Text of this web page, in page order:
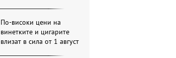
По-високи цени на
винетките и цигарите
влизат в сила от 1 август